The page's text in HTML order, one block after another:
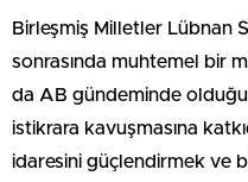
Birleşmiş Milletler Lübnan
sonrasında muhtemel bir
da AB gündeminde
istikrara kavuşmasına
idaresini güçlendirmek ve